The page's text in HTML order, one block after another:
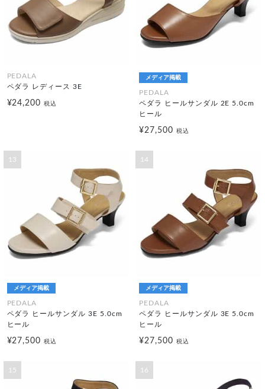
PEDALA
ペダラ レディース 3E
¥24,200税込
メディア掲載
PEDALA
ペダラ ヒールサンダル 2E 5.0cm
ヒール
¥27,500 税込
13
メディア掲載
PEDALA
ペダラ ヒールサンダル 3E 5.0cm
ヒール
¥27,500税込
14
メディア掲載
PEDALA
ペダラ ヒールサンダル 3E 5.0cm
ヒール
¥27,500 税込
15 16